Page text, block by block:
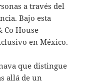
a través del
Bajo esta
Co House
en México.
que distingue
allá de un